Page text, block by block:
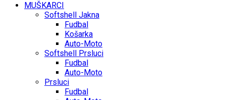
MUŠKARCI
Softshell Jakna
Fudbal
Košarka
Auto-Moto
Softshell Prsluci
Fudbal
Auto-Moto
Prsluci
Fudbal